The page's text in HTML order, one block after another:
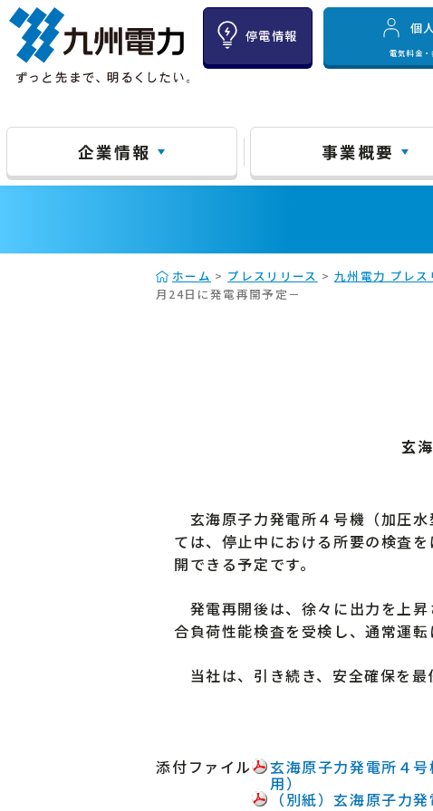
停電情報
個
電気料金
企業情報 事業概要
ホーム > プレスリリース > 九州電力 プレス
月24日に発電再開予定－
玄
玄海原子力発電所４号機（加圧
ては、停止中における所要の検査
開できる予定です。
発電再開後は、徐々に出力を上
合負荷性能検査を受検し、通常運転
当社は、引き続き、安全確保を最
添付ファイル 玄海原子力発電所４
用）
（別紙）玄海原子力